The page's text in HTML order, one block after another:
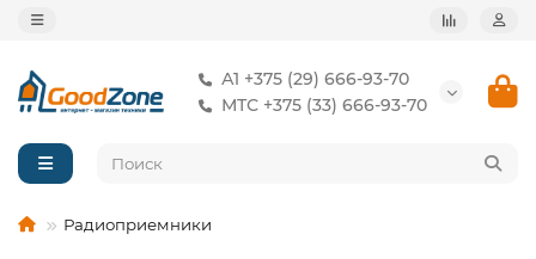
А1 +375 (29) 666-93-70
МТС +375 (33) 666-93-70
Радиоприемники